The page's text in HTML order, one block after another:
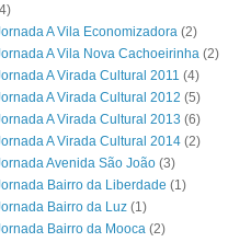
A Vila Economizadora (2)
A Vila Nova Cachoeirinha (2)
A Virada Cultural 2011 (4)
A Virada Cultural 2012 (5)
A Virada Cultural 2013 (6)
A Virada Cultural 2014 (2)
Avenida São João (3)
Bairro da Liberdade (1)
Bairro da Luz (1)
Bairro da Mooca (2)